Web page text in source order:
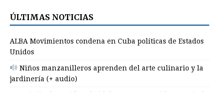
ÚLTIMAS NOTICIAS
ALBA Movimientos condena en Cuba políticas de Estados
Unidos
Niños manzanilleros aprenden del arte culinario y la
jardinería (+ audio)